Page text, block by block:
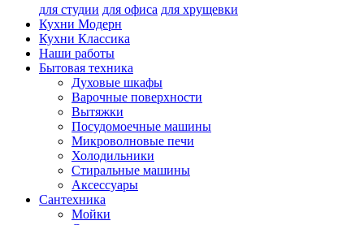
для студии для офиса для хрущевки
Кухни Модерн
Кухни Классика
Наши работы
Бытовая техника
Духовые шкафы
Варочные поверхности
Вытяжки
Посудомоечные машины
Микроволновые печи
Холодильники
Стиральные машины
Аксессуары
Сантехника
Мойки